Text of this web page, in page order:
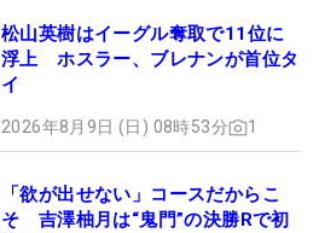
松山英樹はイーグル奪取で11位に
浮上 ホスラー、ブレナンが首位タ
イ
2026年8月9日 (日) 08時53分 1
「欲が出せない」コースだからこ
そ 吉澤柚月は“鬼門”の決勝Rで初